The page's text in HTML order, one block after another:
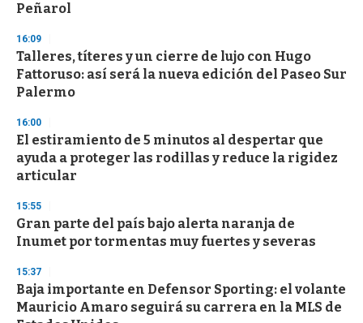
Peñarol
16:09
Talleres, títeres y un cierre de lujo con Hugo
Fattoruso: así será la nueva edición del Paseo Sur
Palermo
16:00
El estiramiento de 5 minutos al despertar que
ayuda a proteger las rodillas y reduce la rigidez
articular
15:55
Gran parte del país bajo alerta naranja de
Inumet por tormentas muy fuertes y severas
15:37
Baja importante en Defensor Sporting: el volante
Mauricio Amaro seguirá su carrera en la MLS de